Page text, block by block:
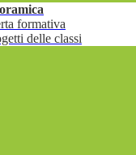
formativa
delle classi